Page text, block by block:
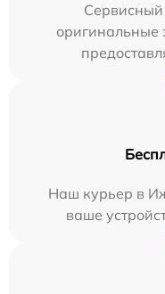
Сервисный
оригинальные
Наш курьер в
ваше